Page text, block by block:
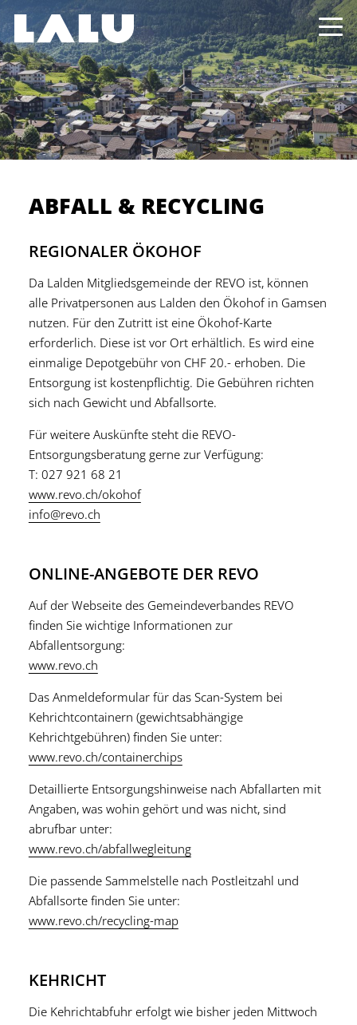
ABFALL & RECYCLING
REGIONALER ÖKOHOF
Da Lalden Mitgliedsgemeinde der REVO ist, können
alle Privatpersonen aus Lalden den Ökohof in Gamsen
nutzen. Für den Zutritt ist eine Ökohof-Karte
erforderlich. Diese ist vor Ort erhältlich. Es wird eine
einmalige Depotgebühr von CHF 20.- erhoben. Die
Entsorgung ist kostenpflichtig. Die Gebühren richten
sich nach Gewicht und Abfallsorte.
Für weitere Auskünfte steht die REVO-
Entsorgungsberatung gerne zur Verfügung:
T: 027 921 68 21
www.revo.ch/okohof
info@revo.ch
ONLINE-ANGEBOTE DER REVO
Auf der Webseite des Gemeindeverbandes REVO
finden Sie wichtige Informationen zur
Abfallentsorgung:
www.revo.ch
Das Anmeldeformular für das Scan-System bei
Kehrichtcontainern (gewichtsabhängige
Kehrichtgebühren) finden Sie unter:
www.revo.ch/containerchips
Detaillierte Entsorgungshinweise nach Abfallarten mit
Angaben, was wohin gehört und was nicht, sind
abrufbar unter:
www.revo.ch/abfallwegleitung
Die passende Sammelstelle nach Postleitzahl und
Abfallsorte finden Sie unter:
www.revo.ch/recycling-map
KEHRICHT
Die Kehrichtabfuhr erfolgt wie bisher jeden Mittwoch